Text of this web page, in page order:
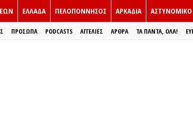
ΕΛΛΑΔΑ ΠΕΛΟΠΟΝΝΗΣΟΣ ΑΡΚΑΔΙΑ ΑΣΤΥΝΟΜΙΚΟ
ΠΡΌΣΩΠΑ PODCASTS ΑΓΓΕΛΙΕΣ ΑΡΘΡΑ ΤΑ ΠΑΝΤΑ, ΟΛΑ!